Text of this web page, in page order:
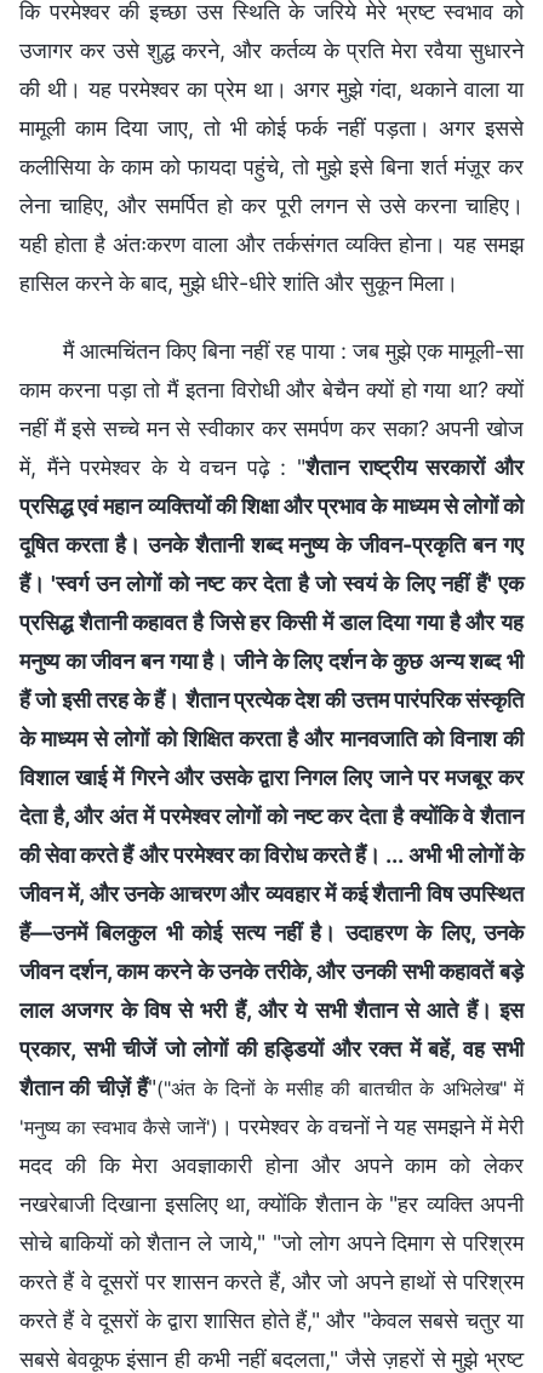
कि परमेश्वर की इच्छा उस स्थिति के जरिये मेरे भ्रष्ट स्वभाव को
उजागर कर उसे शुद्ध करने, और कर्तव्य के प्रति मेरा रवैया सुधारने
की थी। यह परमेश्वर का प्रेम था। अगर मुझे गंदा, थकाने वाला या
मामूली काम दिया जाए, तो भी कोई फर्क नहीं पड़ता। अगर इससे
कलीसिया के काम को फायदा पहुंचे, तो मुझे इसे बिना शर्त मंज़ूर कर
लेना चाहिए, और समर्पित हो कर पूरी लगन से उसे करना चाहिए।
यही होता है अंतःकरण वाला और तर्कसंगत व्यक्ति होना। यह समझ
हासिल करने के बाद, मुझे धीरे-धीरे शांति और सुकून मिला।
मैं आत्मचिंतन किए बिना नहीं रह पाया : जब मुझे एक मामूली-सा
काम करना पड़ा तो मैं इतना विरोधी और बेचैन क्यों हो गया था? क्यों
नहीं मैं इसे सच्चे मन से स्वीकार कर समर्पण कर सका? अपनी खोज
में, मैंने परमेश्वर के ये वचन पढ़े : "शैतान राष्ट्रीय सरकारों और
प्रसिद्ध एवं महान व्यक्तियों की शिक्षा और प्रभाव के माध्यम से लोगों को
दूषित करता है। उनके शैतानी शब्द मनुष्य के जीवन-प्रकृति बन गए
हैं। 'स्वर्ग उन लोगों को नष्ट कर देता है जो स्वयं के लिए नहीं हैं' एक
प्रसिद्ध शैतानी कहावत है जिसे हर किसी में डाल दिया गया है और यह
मनुष्य का जीवन बन गया है। जीने के लिए दर्शन के कुछ अन्य शब्द भी
हैं जो इसी तरह के हैं। शैतान प्रत्येक देश की उत्तम पारंपरिक संस्कृति
के माध्यम से लोगों को शिक्षित करता है और मानवजाति को विनाश की
विशाल खाई में गिरने और उसके द्वारा निगल लिए जाने पर मजबूर कर
देता है, और अंत में परमेश्वर लोगों को नष्ट कर देता है क्योंकि वे शैतान
की सेवा करते हैं और परमेश्वर का विरोध करते हैं। ... अभी भी लोगों के
जीवन में, और उनके आचरण और व्यवहार में कई शैतानी विष उपस्थित
हैं—उनमें बिलकुल भी कोई सत्य नहीं है। उदाहरण के लिए, उनके
जीवन दर्शन, काम करने के उनके तरीके, और उनकी सभी कहावतें बड़े
लाल अजगर के विष से भरी हैं, और ये सभी शैतान से आते हैं। इस
प्रकार, सभी चीजें जो लोगों की हड्डियों और रक्त में बहें, वह सभी
शैतान की चीज़ें हैं"("अंत के दिनों के मसीह की बातचीत के अभिलेख" में
'मनुष्य का स्वभाव कैसे जानें') । परमेश्वर के वचनों ने यह समझने में मेरी
मदद की कि मेरा अवज्ञाकारी होना और अपने काम को लेकर
नखरेबाजी दिखाना इसलिए था, क्योंकि शैतान के "हर व्यक्ति अपनी
सोचे बाकियों को शैतान ले जाये," "जो लोग अपने दिमाग से परिश्रम
करते हैं वे दूसरों पर शासन करते हैं, और जो अपने हाथों से परिश्रम
करते हैं वे दूसरों के द्वारा शासित होते हैं," और "केवल सबसे चतुर या
सबसे बेवकूफ इंसान ही कभी नहीं बदलता," जैसे ज़हरों से मुझे भ्रष्ट